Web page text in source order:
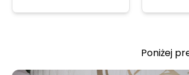
Poniżej